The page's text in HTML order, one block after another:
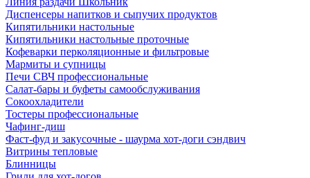
Диспенсеры напитков и сыпучих продуктов
Кипятильники настольные
Кипятильники настольные проточные
Кофеварки перколяционные и фильтровые
Мармиты и супницы
Печи СВЧ профессиональные
Салат-бары и буфеты самообслуживания
Сокоохладители
Тостеры профессиональные
Чафинг-диш
Фаст-фуд и закусочные - шаурма хот-доги сэндвич
Витрины тепловые
Блинницы